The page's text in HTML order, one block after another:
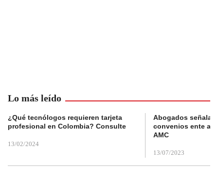
Lo más leído
¿Qué tecnólogos requieren tarjeta
profesional en Colombia? Consulte
13/02/2024
Abogados
convenios ente
AMC
13/07/2023